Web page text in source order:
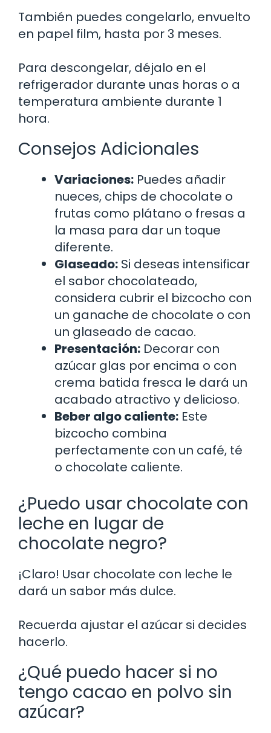
También puedes congelarlo, envuelto
en papel film, hasta por 3 meses.
Para descongelar, déjalo en el
refrigerador durante unas horas o a
temperatura ambiente durante 1
hora.
Consejos Adicionales
Variaciones: Puedes añadir
nueces, chips de chocolate o
frutas como plátano o fresas a
la masa para dar un toque
diferente.
Glaseado: Si deseas intensificar
el sabor chocolateado,
considera cubrir el bizcocho con
un ganache de chocolate o con
un glaseado de cacao.
Presentación: Decorar con
azúcar glas por encima o con
crema batida fresca le dará un
acabado atractivo y delicioso.
Beber algo caliente: Este
bizcocho combina
perfectamente con un café, té
o chocolate caliente.
¿Puedo usar chocolate con
leche en lugar de
chocolate negro?
¡Claro! Usar chocolate con leche le
dará un sabor más dulce.
Recuerda ajustar el azúcar si decides
hacerlo.
¿Qué puedo hacer si no
tengo cacao en polvo sin
azúcar?